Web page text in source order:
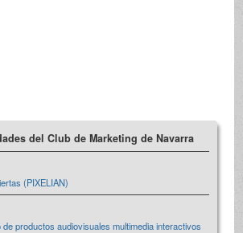
del Club de Marketing de Navarra
(PIXELIAN)
productos audiovisuales multimedia interactivos